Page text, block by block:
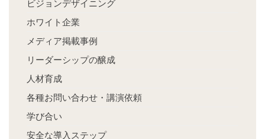
ビジョンデザイニング
ホワイト企業
メディア掲載事例
リーダーシップの醸成
人材育成
各種お問い合わせ・講演依頼
学び合い
安全な導入ステップ